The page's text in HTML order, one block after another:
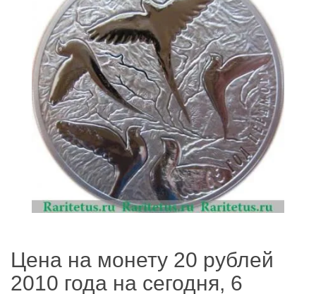
Цена на монету 20 рублей
2010 года на сегодня, 6